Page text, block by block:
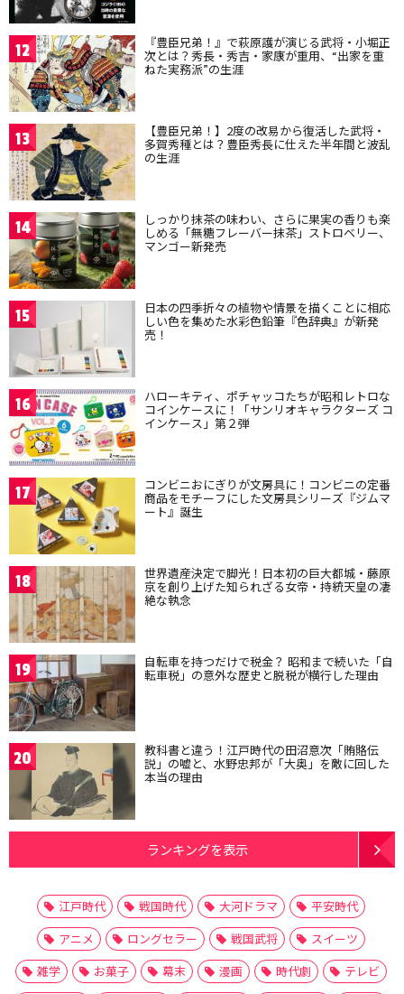
12 『豊臣兄弟！』で萩原護が演じる武将・小堀正
次とは？秀長・秀吉・家康が重用、“出家を重
ねた実務派”の生涯
13 【豊臣兄弟！】2度の改易から復活した武将・
多賀秀種とは？豊臣秀長に仕えた半年間と波乱
の生涯
14 しっかり抹茶の味わい、さらに果実の香りも楽
しめる「無糖フレーバー抹茶」ストロベリー、
マンゴー新発売
15 日本の四季折々の植物や情景を描くことに相応
しい色を集めた水彩色鉛筆『色辞典』が新発
売！
16 ハローキティ、ポチャッコたちが昭和レトロな
コインケースに！「サンリオキャラクターズ コ
インケース」第２弾
17 コンビニおにぎりが文房具に！コンビニの定番
商品をモチーフにした文房具シリーズ『ジムマ
ート』誕生
18 世界遺産決定で脚光！日本初の巨大都城・藤原
京を創り上げた知られざる女帝・持統天皇の凄
絶な執念
19 自転車を持つだけで税金？ 昭和まで続いた「自
転車税」の意外な歴史と脱税が横行した理由
20 教科書と違う！江戸時代の田沼意次「賄賂伝
説」の嘘と、水野忠邦が「大奥」を敵に回した
本当の理由
ランキングを表示
江戸時代 戦国時代 大河ドラマ
平安時代
アニメ
ロングセラー 戦国武将
スイーツ
雑学
お菓子 幕末 漫画 時代劇
テレビ